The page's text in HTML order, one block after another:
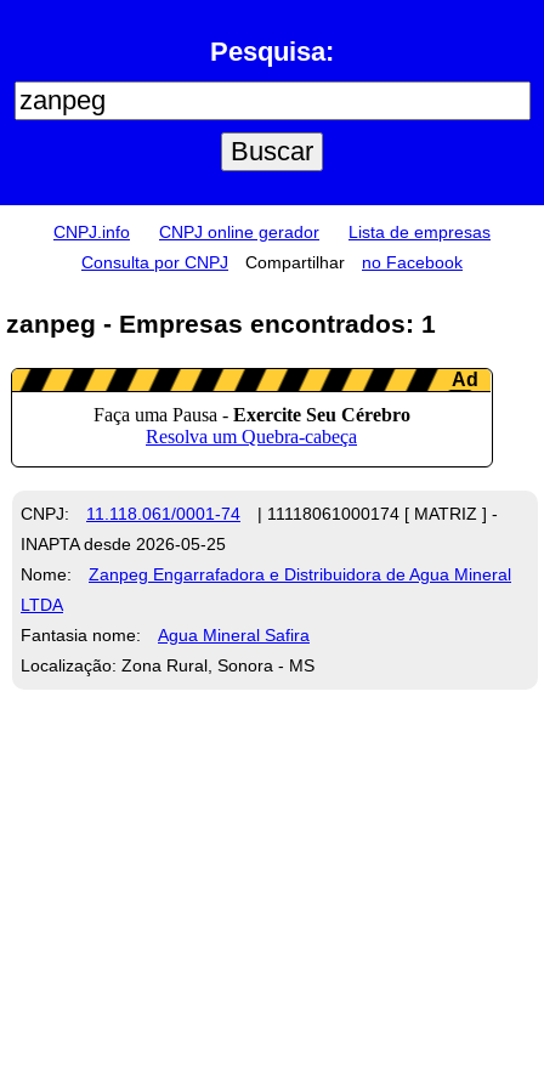
Pesquisa:
CNPJ.info CNPJ online gerador
Lista de empresas
Consulta por CNPJ
Compartilhar no Facebook
zanpeg - Empresas encontrados: 1
CNPJ: 11.118.061/0001-74
| 11118061000174 [ MATRIZ ] -
INAPTA desde 2026-05-25
Nome:
Zanpeg Engarrafadora e Distribuidora de Agua Mineral
LTDA
Fantasia nome:
Agua Mineral Safira
Localização: Zona Rural, Sonora - MS